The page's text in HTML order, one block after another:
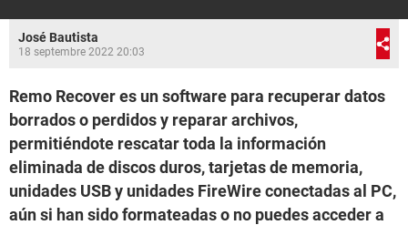
José Bautista
18 septembre 2022 20:03
Remo Recover es un software para recuperar datos
borrados o perdidos y reparar archivos,
permitiéndote rescatar toda la información
eliminada de discos duros, tarjetas de memoria,
unidades USB y unidades FireWire conectadas al PC,
aún si han sido formateadas o no puedes acceder a